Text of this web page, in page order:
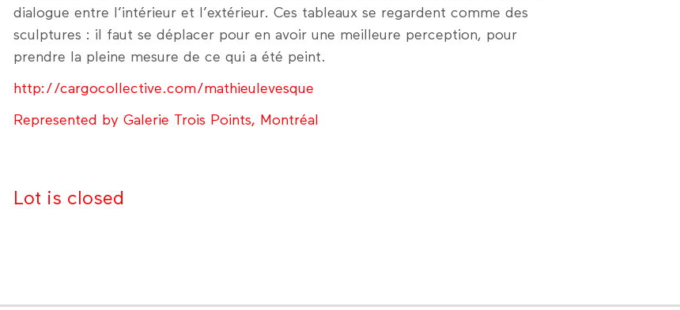
dialogue entre l’intérieur et l’extérieur. Ces tableaux se regardent comme des
sculptures : il faut se déplacer pour en avoir une meilleure perception, pour
prendre la pleine mesure de ce qui a été peint.
http://cargocollective.com/mathieulevesque
Represented by Galerie Trois Points, Montréal
Lot is closed